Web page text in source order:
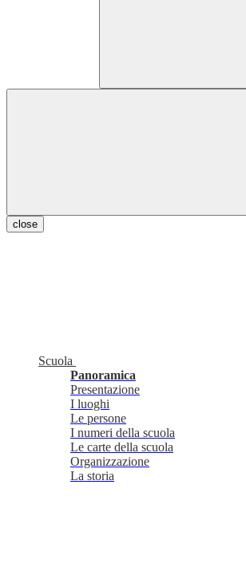
close
Scuola
Panoramica
Presentazione
I luoghi
Le persone
I numeri della scuola
Le carte della scuola
Organizzazione
La storia